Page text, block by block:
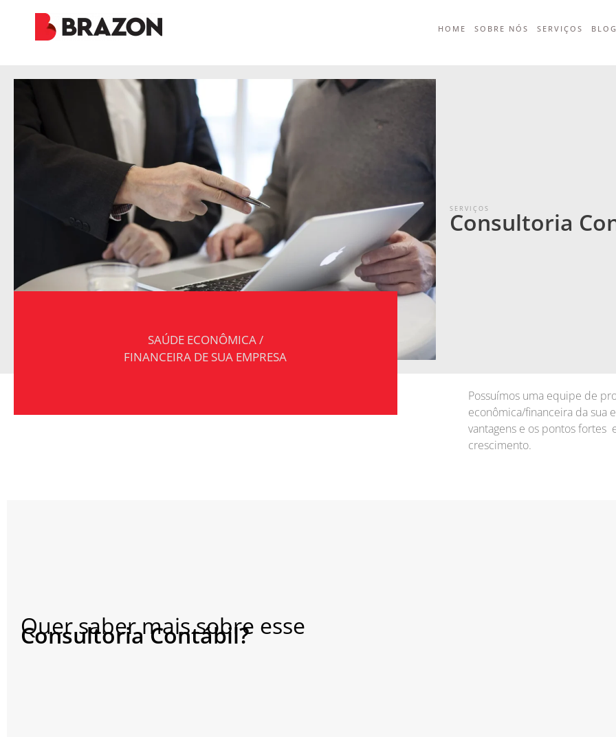
HOME SOBRE NÓS SERVIÇOS BLOG
S E R V I Ç O S
Consultoria
SAÚDE ECONÔMICA /
FINANCEIRA DE SUA EMPRESA
Possuímos uma equipe de
econômica/financeira da sua
vantagens e os pontos fortes
crescimento.
Quer saber mais sobre esse
Consultoria Contábil?